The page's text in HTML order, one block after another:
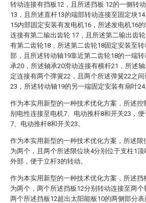
转动连接有挡板12，且所述挡板 12的一侧转
13，且所述直杆13的端部转动连接至固定块
15内部固定安装有发电机16，所述发电机16
连接有第二输出齿轮 17，且所述第二输出齿
有第二齿轮18，所述第二齿轮18固定安装至
部，且所述转动轴19靠近第二齿轮18的一端转
承20，所述轴承20滑动连接有横杆21，所述轴
定连接有两个弹簧22，且两个所述弹簧22之间
23，所述转动轴19的另一端固定安装有扇叶24
作为本实用新型的一种技术优化方案，所述控
别电性连接至电机7、电动推杆8和开关23，
7、电动推杆8和开关23。
作为本实用新型的一种技术优化方案，所述限
为两个，且两个所述限位块4分别位于支柱1顶
外部，便于立杆3的转动。
作为本实用新型的一种技术优化方案，所述挡
为两个，两个所述挡板12分别转动连接至两个
两个所述挡板12超出太阳能板10的两侧部分表